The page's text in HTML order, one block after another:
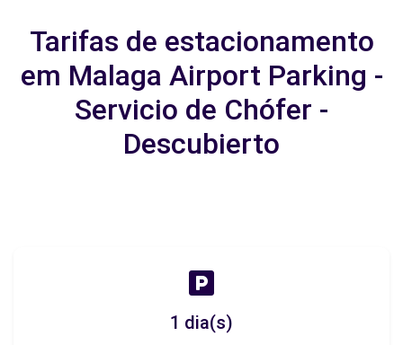
Tarifas de estacionamento
em Malaga Airport Parking -
Servicio de Chófer -
Descubierto
1 dia(s)